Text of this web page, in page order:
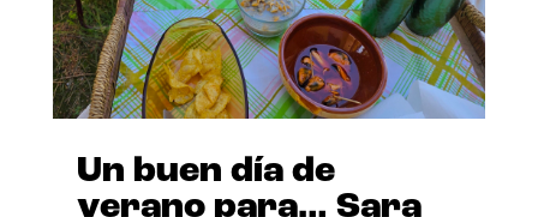
Un buen día de
verano para… Sara